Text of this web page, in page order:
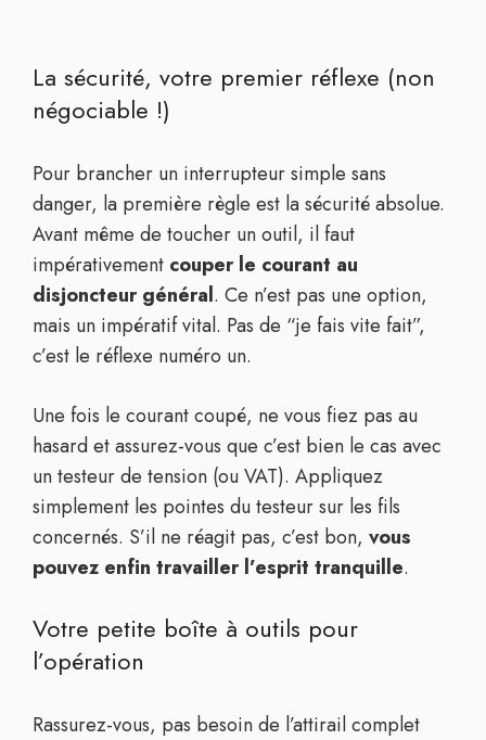
La sécurité, votre premier réflexe (non
négociable !)
Pour brancher un interrupteur simple sans
danger, la première règle est la sécurité absolue.
Avant même de toucher un outil, il faut
impérativement couper le courant au
disjoncteur général. Ce n’est pas une option,
mais un impératif vital. Pas de “je fais vite fait”,
c’est le réflexe numéro un.
Une fois le courant coupé, ne vous fiez pas au
hasard et assurez-vous que c’est bien le cas avec
un testeur de tension (ou VAT). Appliquez
simplement les pointes du testeur sur les fils
concernés. S’il ne réagit pas, c’est bon, vous
pouvez enfin travailler l’esprit tranquille.
Votre petite boîte à outils pour
l’opération
Rassurez-vous, pas besoin de l’attirail complet